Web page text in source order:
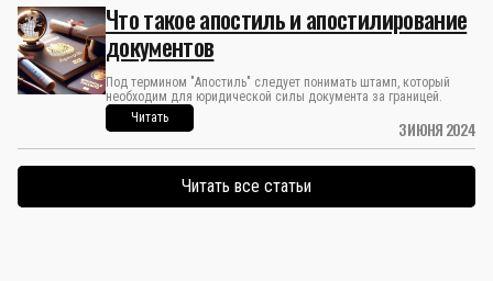
3 ИЮНЯ 2024
Что такое апостиль и апостилирование
документов
Под термином "Апостиль" следует понимать штамп, который
необходим для юридической силы документа за границей.
Читать
Читать все статьи